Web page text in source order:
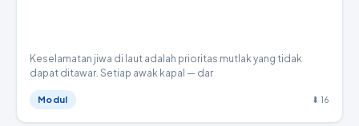
Keselamatan jiwa di laut adalah prioritas mutlak yang tidak
dapat ditawar. Setiap awak kapal — dar
Modul ⬇ 16